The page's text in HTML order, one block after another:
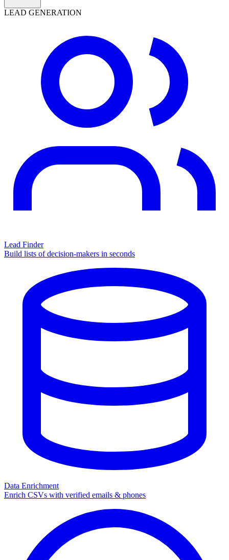
LEAD GENERATION
Lead Finder
Build lists of decision-makers in seconds
Data Enrichment
Enrich CSVs with verified emails & phones